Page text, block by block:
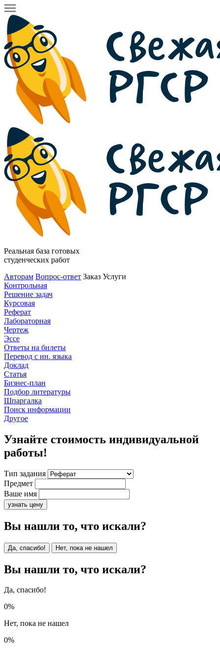
Реальная база готовых
студенческих работ
Авторам Вопрос-ответ Заказ Услуги
Контрольная
Решение задач
Курсовая
Реферат
Лабораторная
Чертеж
Эссе
Ответы на билеты
Перевод с ин. языка
Доклад
Статья
Бизнес-план
Подбор литературы
Шпаргалка
Поиск информации
Другое
Узнайте стоимость индивидуальной
работы!
Тип задания
Предмет
Ваше имя
узнать цену
Вы нашли то, что искали?
Да, спасибо! Нет, пока не нашел
Вы нашли то, что искали?
Да, спасибо!
0%
Нет, пока не нашел
0%